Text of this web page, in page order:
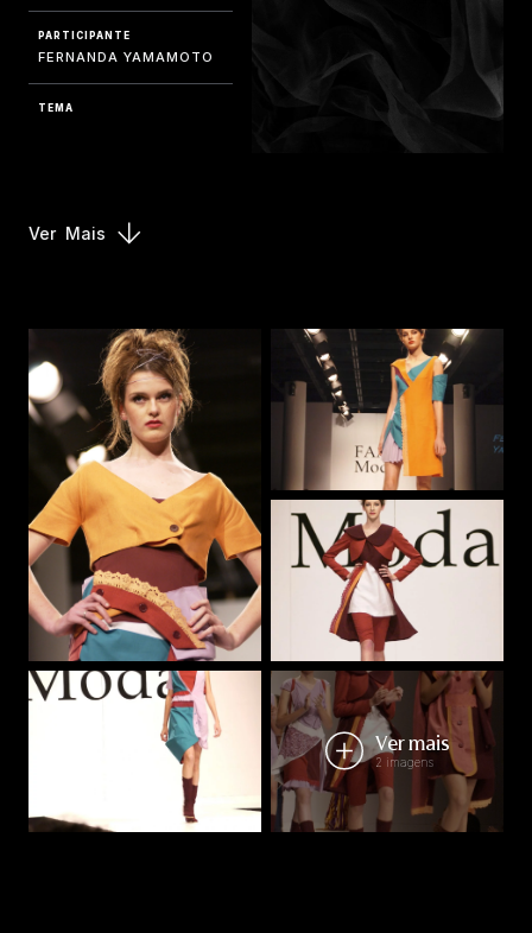
PARTICIPANTE
FERNANDA YAMAMOTO
TEMA
Ver Mais
Ver mais
2 imagens